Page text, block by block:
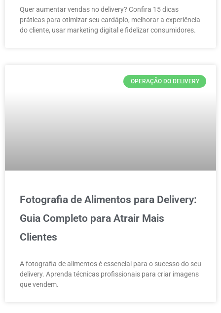
Quer aumentar vendas no delivery? Confira 15 dicas
práticas para otimizar seu cardápio, melhorar a experiência
do cliente, usar marketing digital e fidelizar consumidores.
OPERAÇÃO DO DELIVERY
Fotografia de Alimentos para Delivery:
Guia Completo para Atrair Mais
Clientes
A fotografia de alimentos é essencial para o sucesso do seu
delivery. Aprenda técnicas profissionais para criar imagens
que vendem.